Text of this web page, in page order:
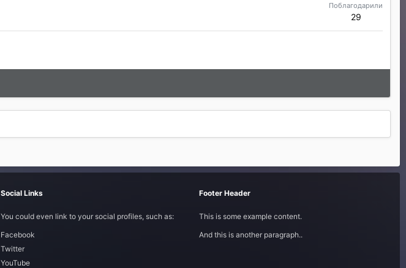
Поблагодарили
29
Social Links
You could even link to your social profiles, such as:
Facebook
Twitter
YouTube
Footer Header
This is some example content.
And this is another paragraph..